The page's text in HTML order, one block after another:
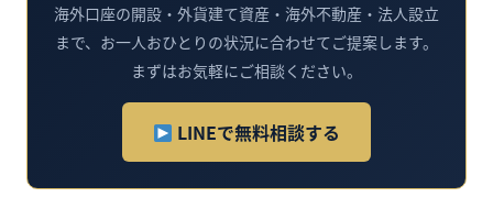
海外口座の開設・外貨建て資産・海外不動産・法人設立
まで、お一人おひとりの状況に合わせてご提案します。
まずはお気軽にご相談ください。
LINEで無料相談する